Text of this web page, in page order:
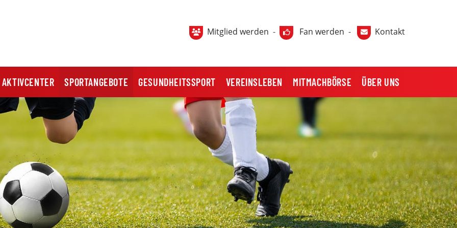
Mitglied werden - Fan werden - Kontakt
AKTIVCENTER SPORTANGEBOTE GESUNDHEITSSPORT VEREINSLEBEN MITMACHBÖRSE ÜBER UNS